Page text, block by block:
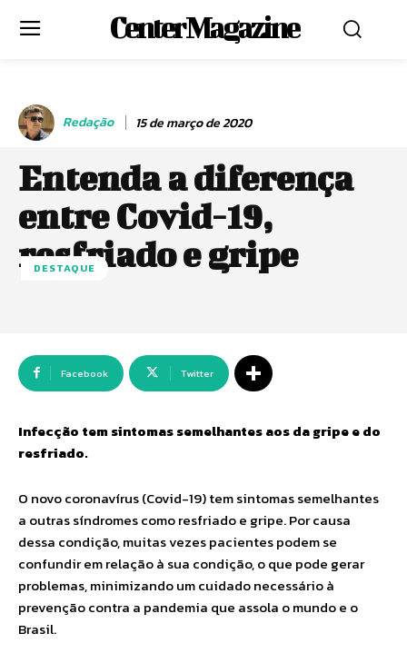
Center Magazine
Redação 15 de março de 2020
Entenda a diferença
entre Covid-19,
resfriado e gripe
DESTAQUE
Facebook Twitter
Infecção tem sintomas semelhantes aos da gripe e do
resfriado.
O novo coronavírus (Covid-19) tem sintomas semelhantes
a outras síndromes como resfriado e gripe. Por causa
dessa condição, muitas vezes pacientes podem se
confundir em relação à sua condição, o que pode gerar
problemas, minimizando um cuidado necessário à
prevenção contra a pandemia que assola o mundo e o
Brasil.